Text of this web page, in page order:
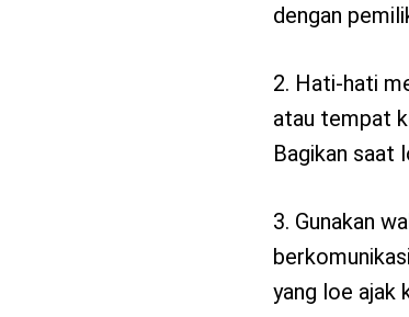
dengan
2. Hati-hati
atau tempat
Bagikan saat
3. Gunakan
yang loe ajak